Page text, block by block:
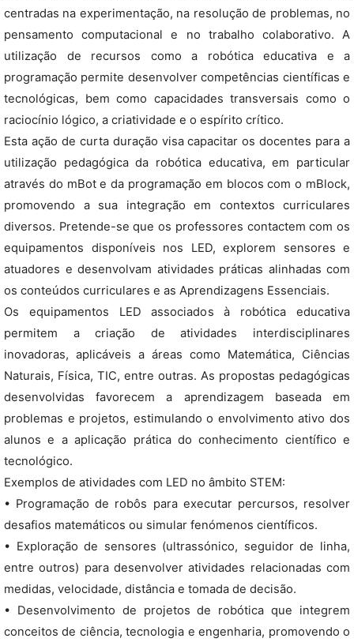
centradas na experimentação, na resolução de problemas, no
pensamento computacional e no trabalho colaborativo. A
utilização de recursos como a robótica educativa e a
programação permite desenvolver competências científicas e
tecnológicas, bem como capacidades transversais como o
raciocínio lógico, a criatividade e o espírito crítico.
Esta ação de curta duração visa capacitar os docentes para a
utilização pedagógica da robótica educativa, em particular
através do mBot e da programação em blocos com o mBlock,
promovendo a sua integração em contextos curriculares
diversos. Pretende-se que os professores contactem com os
equipamentos disponíveis nos LED, explorem sensores e
atuadores e desenvolvam atividades práticas alinhadas com
os conteúdos curriculares e as Aprendizagens Essenciais.
Os equipamentos LED associados à robótica educativa
permitem a criação de atividades interdisciplinares
inovadoras, aplicáveis a áreas como Matemática, Ciências
Naturais, Física, TIC, entre outras. As propostas pedagógicas
desenvolvidas favorecem a aprendizagem baseada em
problemas e projetos, estimulando o envolvimento ativo dos
alunos e a aplicação prática do conhecimento científico e
tecnológico.
Exemplos de atividades com LED no âmbito STEM:
• Programação de robôs para executar percursos, resolver
desafios matemáticos ou simular fenómenos científicos.
• Exploração de sensores (ultrassónico, seguidor de linha,
entre outros) para desenvolver atividades relacionadas com
medidas, velocidade, distância e tomada de decisão.
• Desenvolvimento de projetos de robótica que integrem
conceitos de ciência, tecnologia e engenharia, promovendo o